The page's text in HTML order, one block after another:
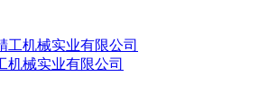
机械实业有限公司